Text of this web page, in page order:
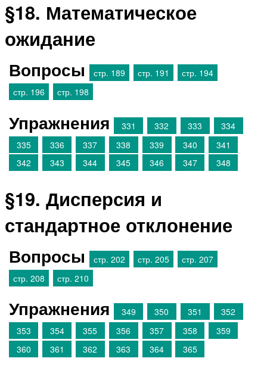
§18. Математическое
ожидание
Вопросы стр. 189 стр. 191
стр. 194
стр. 196
стр. 198
Упражнения 331 332 333
334
335
336 337 338 339 340
341
342
343 344 345 346 347 348
§19. Дисперсия и
стандартное отклонение
Вопросы стр. 202 стр. 205
стр. 207
стр. 208
стр. 210
Упражнения 349 350 351
352
353
354 355 356 357 358
359
360
361 362 363 364 365